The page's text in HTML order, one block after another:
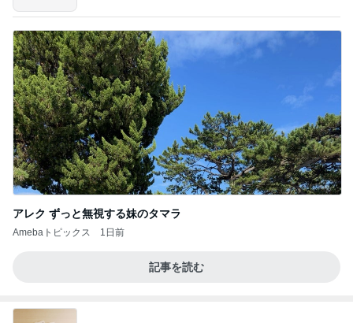
アレク ずっと無視する妹のタマラ
Amebaトピックス 1日前
記事を読む